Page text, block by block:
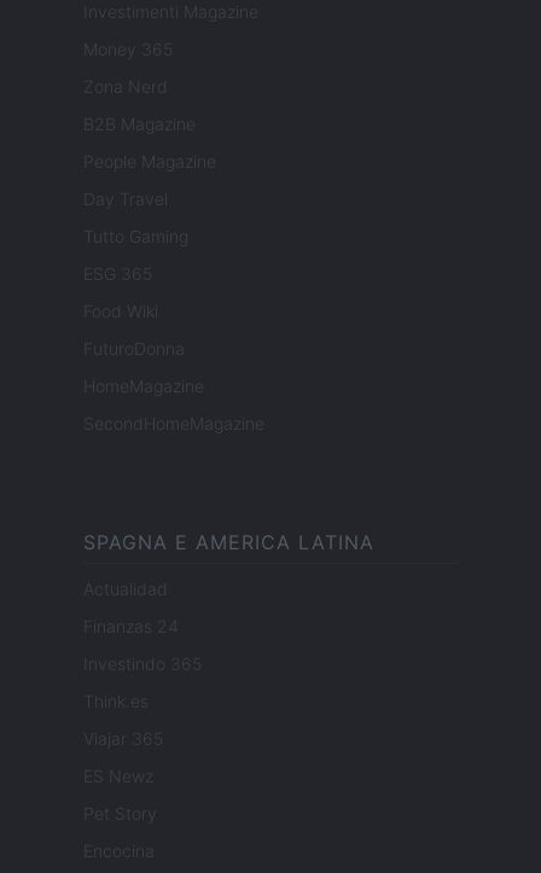
Investimenti Magazine
Money 365
Zona Nerd
B2B Magazine
People Magazine
Day Travel
Tutto Gaming
ESG 365
Food Wiki
FuturoDonna
HomeMagazine
SecondHomeMagazine
SPAGNA E AMERICA LATINA
Actualidad
Finanzas 24
Investindo 365
Think.es
Viajar 365
ES Newz
Pet Story
Encocina